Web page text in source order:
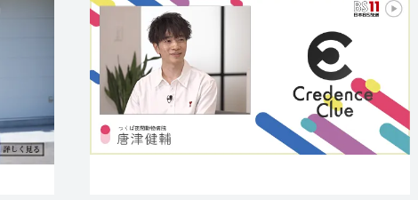
動物病院の先生・採用のお問い合わせ